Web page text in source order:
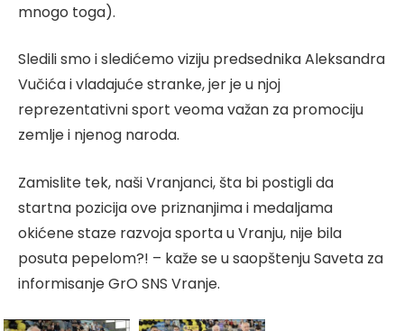
mnogo toga).
Sledili smo i sledićemo viziju predsednika Aleksandra
Vučića i vladajuće stranke, jer je u njoj
reprezentativni sport veoma važan za promociju
zemlje i njenog naroda.
Zamislite tek, naši Vranjanci, šta bi postigli da
startna pozicija ove priznanjima i medaljama
okićene staze razvoja sporta u Vranju, nije bila
posuta pepelom?! – kaže se u saopštenju Saveta za
informisanje GrO SNS Vranje.